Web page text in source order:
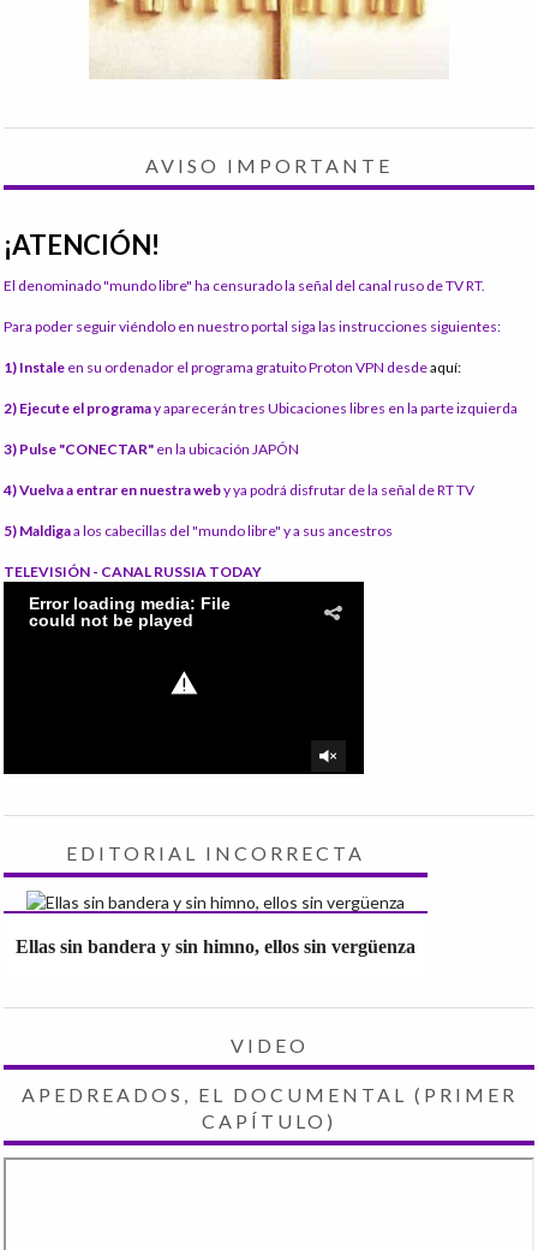
AVISO IMPORTANTE
¡ATENCIÓN!
El denominado "mundo libre" ha censurado la señal del canal ruso de TV RT.
Para poder seguir viéndolo en nuestro portal siga las instrucciones siguientes:
1) Instale en su ordenador el programa gratuito Proton VPN desdeaquí:
2) Ejecute el programay aparecerán tres Ubicaciones libres en la parte izquierda
3) Pulse "CONECTAR" en la ubicación JAPÓN
4) Vuelva a entrar en nuestra weby ya podrá disfrutar de la señal de RT TV
5) Maldigaa los cabecillas del "mundo libre" y a sus ancestros
TELEVISIÓN - CANAL RUSSIA TODAY
EDITORIAL INCORRECTA
Ellas sin bandera y sin himno, ellos sin vergüenza
VIDEO
APEDREADOS, EL DOCUMENTAL (PRIMER
CAPÍTULO)